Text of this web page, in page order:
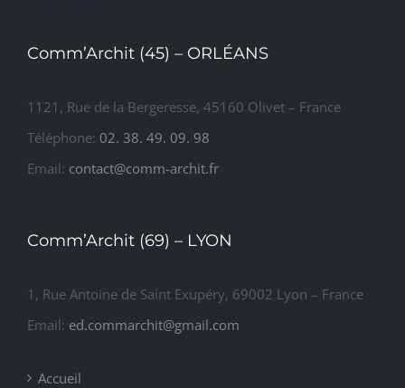
Comm’Archit (45) – ORLÉANS
1121, Rue de la Bergeresse, 45160 Olivet – France
Téléphone: 02. 38. 49. 09. 98
Email: contact@comm-archit.fr
Comm’Archit (69) – LYON
1, Rue Antoine de Saint Exupéry, 69002 Lyon – France
Email: ed.commarchit@gmail.com
Accueil